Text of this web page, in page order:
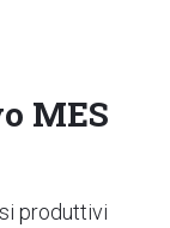
MES
produttivi